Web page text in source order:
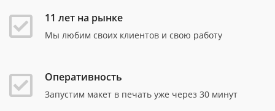
11 лет на рынке
Мы любим своих клиентов и свою работу
Оперативность
Запустим макет в печать уже через 30 минут